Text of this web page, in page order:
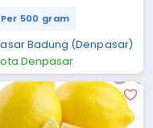
Per 500 gram
Badung (Denpasar)
Denpasar